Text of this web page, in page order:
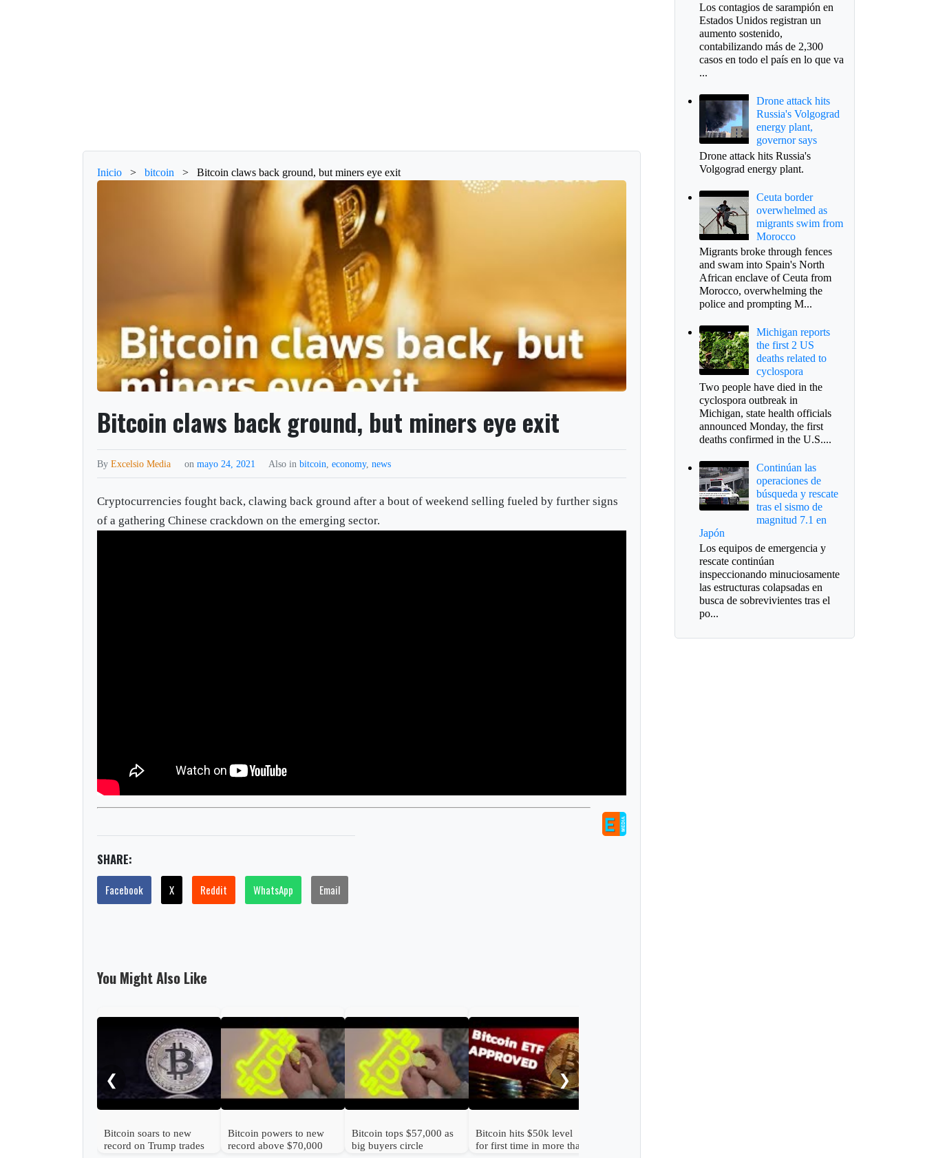
Inicio > bitcoin > Bitcoin claws back ground, but miners eye exit
Bitcoin claws back ground, but miners eye exit
ByExcelsio Media onmayo 24, 2021 Also inbitcoin ,economy,news
Cryptocurrencies fought back, clawing back ground after a bout of weekend selling fueled by further signs
of a gathering Chinese crackdown on the emerging sector.
SHARE:
Facebook X Reddit WhatsApp Email
You Might Also Like
❮
Bitcoin soars to new
record on Trump trades
Bitcoin powers to new
record above $70,000
Bitcoin tops $57,000 as
big buyers circle
Bitcoin hits $50k level
for first time in more than
❯
Los contagios de sarampión en
Estados Unidos registran un
aumento sostenido,
contabilizando más de 2,300
casos en todo el país en lo que va
...
Drone attack hits
Russia's Volgograd
energy plant,
governor says
Drone attack hits Russia's
Volgograd energy plant.
Ceuta border
overwhelmed as
migrants swim from
Morocco
Migrants broke through fences
and swam into Spain's North
African enclave of Ceuta from
Morocco, overwhelming the
police and prompting M...
Michigan reports
the first 2 US
deaths related to
cyclospora
Two people have died in the
cyclospora outbreak in
Michigan, state health officials
announced Monday, the first
deaths confirmed in the U.S....
Continúan las
operaciones de
búsqueda y rescate
tras el sismo de
magnitud 7.1 en
Japón
Los equipos de emergencia y
rescate continúan
inspeccionando minuciosamente
las estructuras colapsadas en
busca de sobrevivientes tras el
po...